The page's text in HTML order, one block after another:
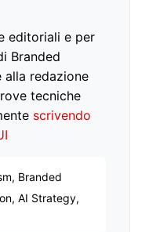
editoriali e per
Branded
alla redazione
tecniche
scrivendo
Branded
AI Strategy,